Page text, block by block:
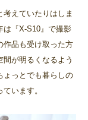
えていたりはしま
は『X-S10』で撮影
作品も受け取った方
が明るくなるよう
ょっとでも暮らしの
います。